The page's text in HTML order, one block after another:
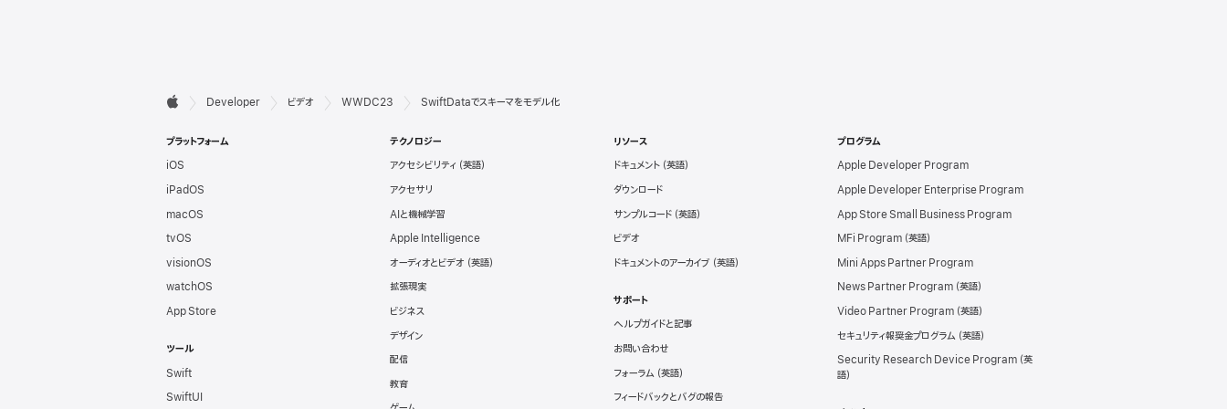
デ
ベ
ロ
ッ
パ
向
け
フ

Developer ビデオ WWDC23 SwiftDataでスキーマをモデル化
プラットフォーム
iOS
iPadOS
macOS
tvOS
visionOS
watchOS
App Store
ツール
Swift
SwiftUI
テクノロジー
アクセシビリティ
アクセサリ
AIと機械学習
Apple Intelligence
オーディオとビデオ
拡張現実
ビジネス
デザイン
配信
教育
リソース
ドキュメント
ダウンロード
サンプルコード
ビデオ
ドキュメントのアーカイブ
サポート
ヘルプガイドと記事
お問い合わせ
フォーラム
フィードバックとバグの報告
プログラム
Apple Developer Program
Apple Developer Enterprise Program
App Store Small Business Program
MFi Program
Mini Apps Partner Program
News Partner Program
Video Partner Program
セキュリティ報奨金プログラム
Security Research Device Program